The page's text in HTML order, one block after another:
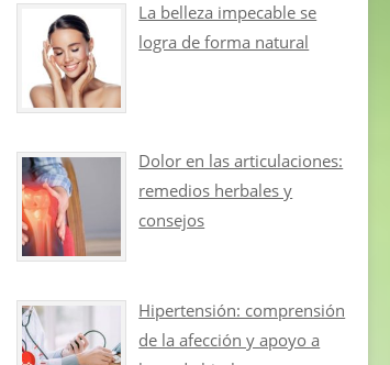
La belleza impecable se
logra de forma natural
Dolor en las articulaciones:
remedios herbales y
consejos
Hipertensión: comprensión
de la afección y apoyo a